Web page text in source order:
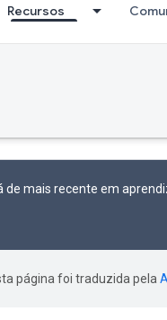
Recursos
de mais recente em
página foi traduzida pela